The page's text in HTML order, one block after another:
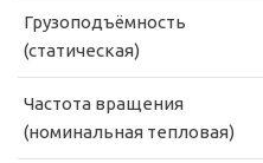
Грузоподъёмность
(статическая)
Частота вращения
(номинальная тепловая)